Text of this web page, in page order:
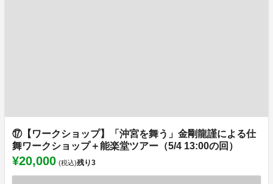
⑰【ワークショップ】「沖宮を舞う」金剛龍謹による仕
舞ワークショップ＋能楽堂ツアー（5/4 13:00の回）
¥20,000 (税込)残り3